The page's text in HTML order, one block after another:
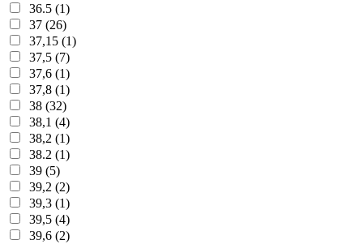
36.5 (1)
37 (26)
37,15 (1)
37,5 (7)
37,6 (1)
37,8 (1)
38 (32)
38,1 (4)
38,2 (1)
38.2 (1)
39 (5)
39,2 (2)
39,3 (1)
39,5 (4)
39,6 (2)